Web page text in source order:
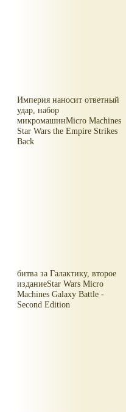
Империя наносит ответный
удар, набор
микромашинMicro Machines
Star Wars the Empire Strikes
Back
битва за Галактику, второе
изданиеStar Wars Micro
Machines Galaxy Battle -
Second Edition